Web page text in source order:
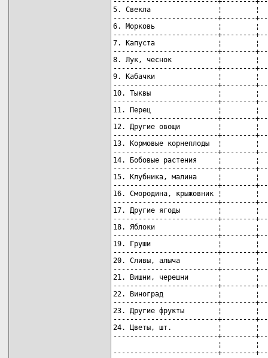
5. Свекла                ¦
-------------------------+--------
6. Морковь               ¦
-------------------------+--------
7. Капуста               ¦
-------------------------+--------
8. Лук, чеснок           ¦
-------------------------+--------
9. Кабачки               ¦
-------------------------+--------
10. Тыквы                ¦
-------------------------+--------
11. Перец                ¦
-------------------------+--------
12. Другие овощи         ¦
-------------------------+--------
13. Кормовые корнеплоды  ¦
-------------------------+--------
14. Бобовые растения     ¦
-------------------------+--------
15. Клубника, малина     ¦
-------------------------+--------
16. Смородина, крыжовник ¦
-------------------------+--------
17. Другие ягоды         ¦
-------------------------+--------
18. Яблоки               ¦
-------------------------+--------
19. Груши                ¦
-------------------------+--------
20. Сливы, алыча         ¦
-------------------------+--------
21. Вишни, черешни       ¦
-------------------------+--------
22. Виноград             ¦
-------------------------+--------
23. Другие фрукты        ¦
-------------------------+--------
24. Цветы, шт.           ¦
-------------------------+--------
¦        ¦
-------------------------+--------